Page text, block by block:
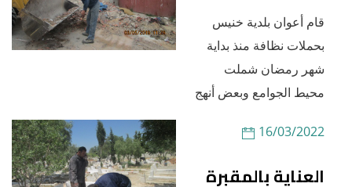
قام أعوان بلدية خنيس
بحملات نظافة منذ بداية
شهر رمضان شملت
محيط الجوامع وبعض أنهج
16/03/2022
العناية بالمقبرة